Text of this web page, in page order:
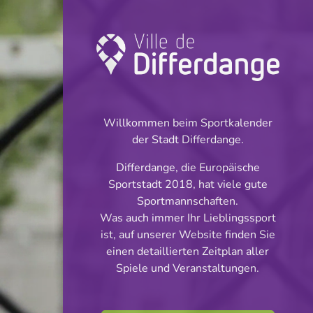
Turnier: Football
INFOS
21.04.2024
16:00
Stade Jaminet
Teilen
Division 1 - Série 2
Willkommen beim Sportkalender
der Stadt Differdange.
Differdange, die Europäische
Sportstadt 2018, hat viele gute
Sportmannschaften.
Was auch immer Ihr Lieblingssport
ist, auf unserer Website finden Sie
einen detaillierten Zeitplan aller
Spiele und Veranstaltungen.